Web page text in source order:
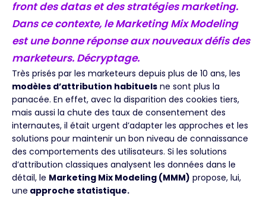
front des datas et des stratégies marketing.
Dans ce contexte, le Marketing Mix Modeling
est une bonne réponse aux nouveaux défis des
marketeurs. Décryptage.
Très prisés par les marketeurs depuis plus de 10 ans, les
modèles d’attribution habituels ne sont plus la
panacée. En effet, avec la disparition des cookies tiers,
mais aussi la chute des taux de consentement des
internautes, il était urgent d’adapter les approches et les
solutions pour maintenir un bon niveau de connaissance
des comportements des utilisateurs. Si les solutions
d’attribution classiques analysent les données dans le
détail, le Marketing Mix Modeling (MMM) propose, lui,
une approche statistique.